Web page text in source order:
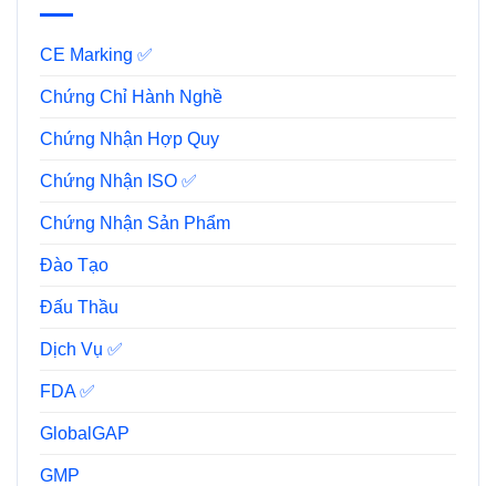
CE Marking ✅
Chứng Chỉ Hành Nghề
Chứng Nhận Hợp Quy
Chứng Nhận ISO ✅
Chứng Nhận Sản Phẩm
Đào Tạo
Đấu Thầu
Dịch Vụ ✅
FDA ✅
GlobalGAP
GMP